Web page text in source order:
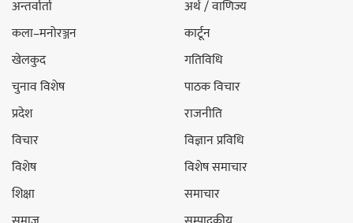
अन्तर्वार्ता
अर्थ / वाणिज्य
कला–मनोरञ्जन
कार्टून
खेलकुद
गतिविधि
चुनाव विशेष
पाठक विचार
प्रदेश
राजनीति
विचार
विज्ञान प्रविधि
विशेष
विशेष समाचार
शिक्षा
समाचार